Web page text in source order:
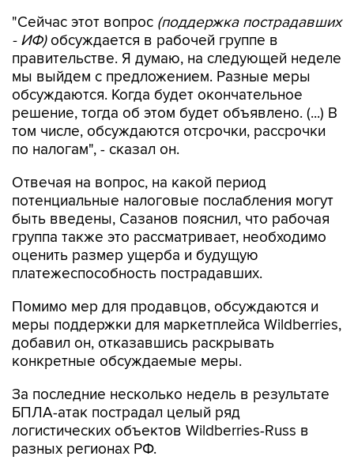
"Сейчас этот вопрос (поддержка пострадавших
- ИФ)обсуждается в рабочей группе в
правительстве. Я думаю, на следующей неделе
мы выйдем с предложением. Разные меры
обсуждаются. Когда будет окончательное
решение, тогда об этом будет объявлено. (...) В
том числе, обсуждаются отсрочки, рассрочки
по налогам", - сказал он.
Отвечая на вопрос, на какой период
потенциальные налоговые послабления могут
быть введены, Сазанов пояснил, что рабочая
группа также это рассматривает, необходимо
оценить размер ущерба и будущую
платежеспособность пострадавших.
Помимо мер для продавцов, обсуждаются и
меры поддержки для маркетплейса Wildberries,
добавил он, отказавшись раскрывать
конкретные обсуждаемые меры.
За последние несколько недель в результате
БПЛА-атак пострадал целый ряд
логистических объектов Wildberries-Russ в
разных регионах РФ.